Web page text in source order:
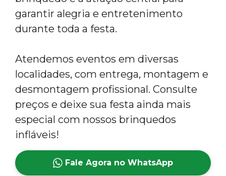
garantir alegria e entretenimento
durante toda a festa.
Atendemos eventos em diversas
localidades, com entrega, montagem e
desmontagem profissional. Consulte
preços e deixe sua festa ainda mais
especial com nossos brinquedos
infláveis!
Fale Agora no WhatsApp